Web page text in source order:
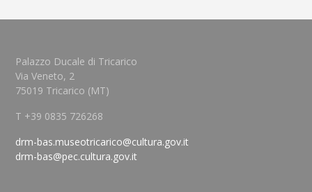
Palazzo Ducale di Tricarico
Via Veneto, 2
75019 Tricarico (MT)
T +39 0835 726268
drm-bas.museotricarico@cultura.gov.it
drm-bas@pec.cultura.gov.it